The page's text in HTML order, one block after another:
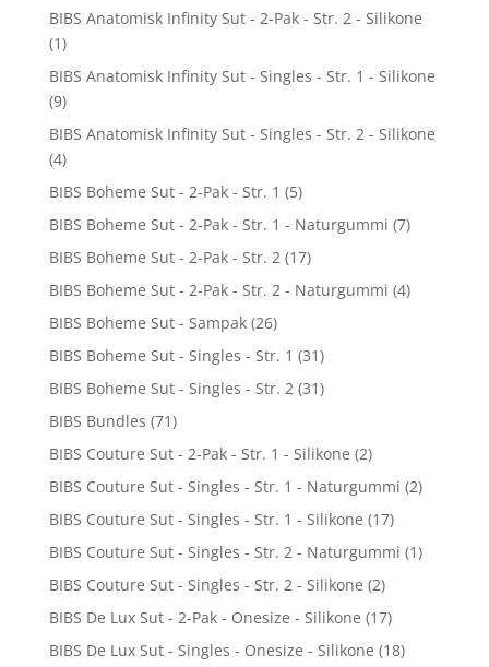
BIBS Anatomisk Infinity Sut - 2-Pak - Str. 2 - Silikone
(1)
BIBS Anatomisk Infinity Sut - Singles - Str. 1 - Silikone
(9)
BIBS Anatomisk Infinity Sut - Singles - Str. 2 - Silikone
(4)
BIBS Boheme Sut - 2-Pak - Str. 1 (5)
BIBS Boheme Sut - 2-Pak - Str. 1 - Naturgummi (7)
BIBS Boheme Sut - 2-Pak - Str. 2 (17)
BIBS Boheme Sut - 2-Pak - Str. 2 - Naturgummi (4)
BIBS Boheme Sut - Sampak (26)
BIBS Boheme Sut - Singles - Str. 1 (31)
BIBS Boheme Sut - Singles - Str. 2 (31)
BIBS Bundles (71)
BIBS Couture Sut - 2-Pak - Str. 1 - Silikone (2)
BIBS Couture Sut - Singles - Str. 1 - Naturgummi (2)
BIBS Couture Sut - Singles - Str. 1 - Silikone (17)
BIBS Couture Sut - Singles - Str. 2 - Naturgummi (1)
BIBS Couture Sut - Singles - Str. 2 - Silikone (2)
BIBS De Lux Sut - 2-Pak - Onesize - Silikone (17)
BIBS De Lux Sut - Singles - Onesize - Silikone (18)